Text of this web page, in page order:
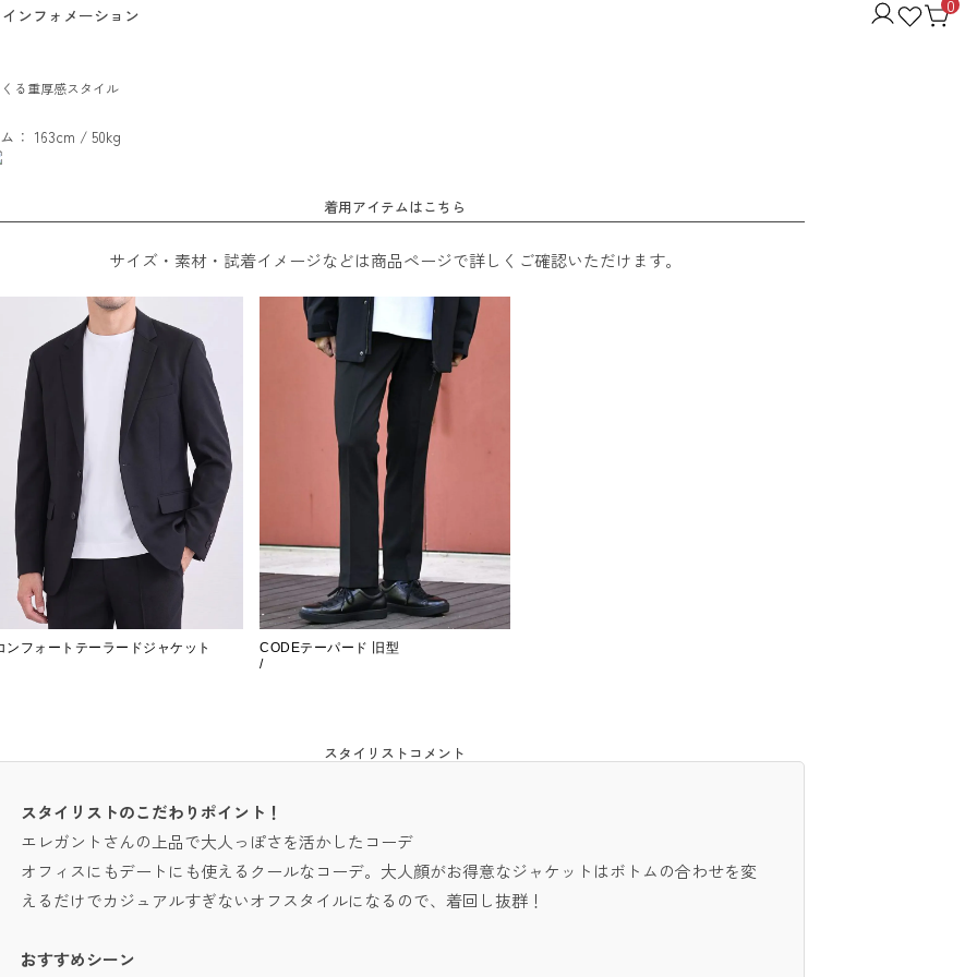
インフォメーション 0
る重厚感スタイル
： 163cm / 50kg
着用アイテムはこちら
サイズ・素材・試着イメージなどは商品ページで詳しくご確認いただけます。
ンフォートテーラードジャケット
CODEテーパード 旧型
/
スタイリストコメント
スタイリストのこだわりポイント！
エレガントさんの上品で大人っぽさを活かしたコーデ
オフィスにもデートにも使えるクールなコーデ。大人顔がお得意なジャケットはボトムの合わせを変
えるだけでカジュアルすぎないオフスタイルになるので、着回し抜群！
おすすめシーン